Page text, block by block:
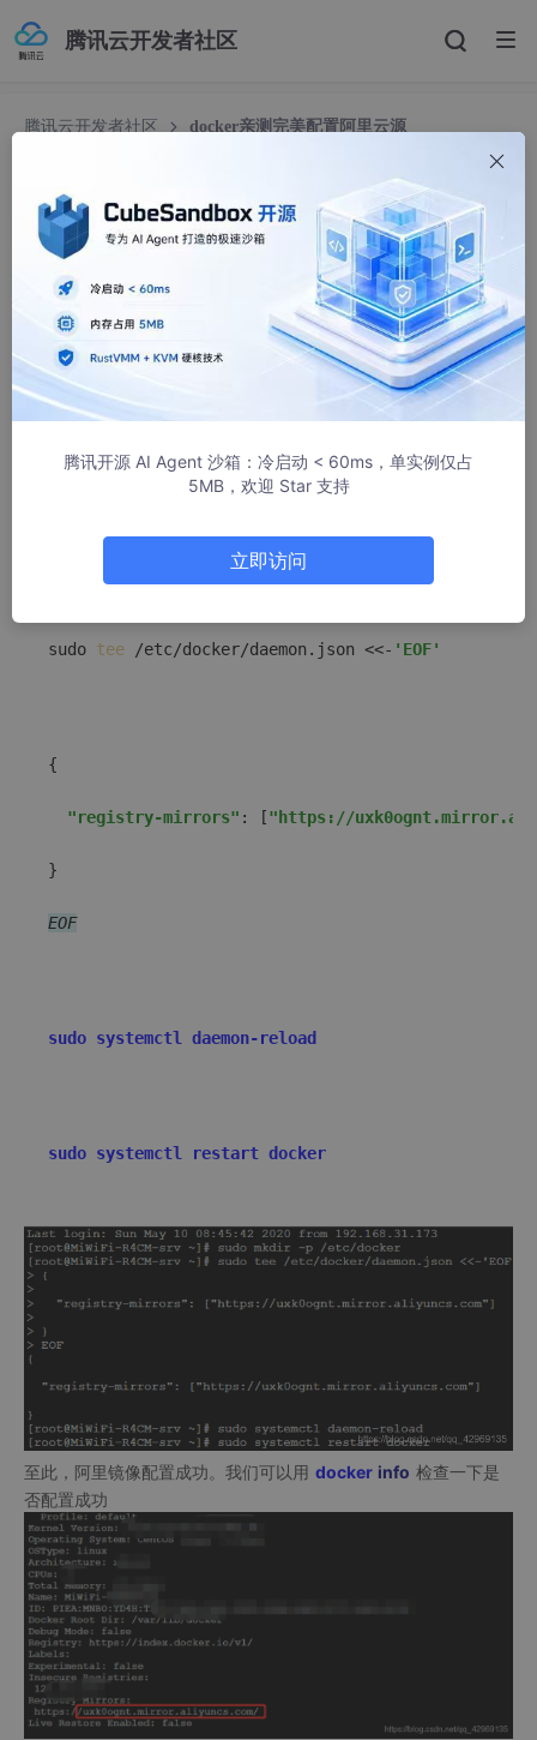
腾讯云开发者社区
腾讯云开发者社区 docker亲测完美配置阿里云源
docker亲测完美配置阿里云源
爱刘温柔的小猪
709人浏览 · 2020-05-11 21:55:47
docker默认从https://hub.docker.com/上拉取镜像，docker hub
极其不稳定，而且拉取速度感人，经常Timeout，所以我配置了一
个阿里源。
首先检查docker版本 必须在1.10以上。（执行
确定版本之后，执行以下命令配置加速器：
mkdir
sudo tee /etc/docker/daemon.json <<- 'EOF'
{
"registry-mirrors" : ["https://
}
EOF
sudo systemctl daemon-reload
sudo systemctl restart docker
至此，阿里镜像配置成功。我们可以用 docker info 检查一下是
否配置成功
腾讯开源 AI Agent 沙箱：冷启动 < 60ms，单实例仅占
5MB，欢迎 Star 支持
立即访问